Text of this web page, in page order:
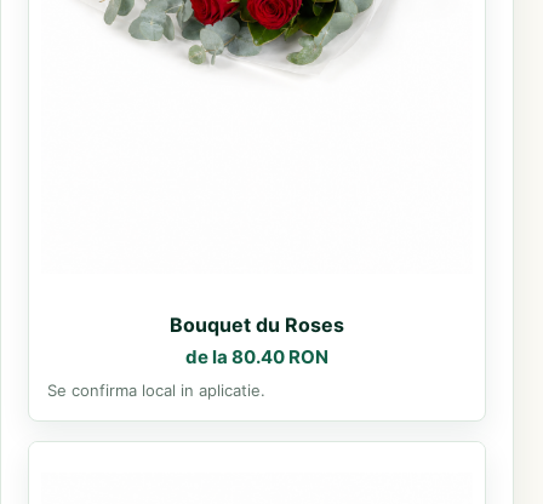
Bouquet du Roses
de la 80.40 RON
Se confirma local in aplicatie.